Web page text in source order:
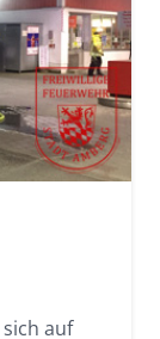
auf